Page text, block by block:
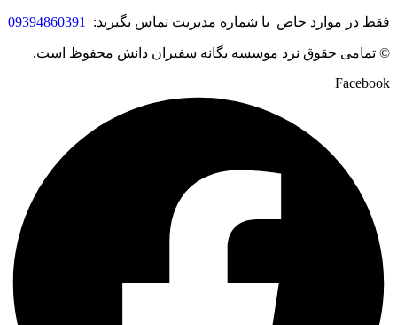
فقط در موارد خاص با شماره مدیریت تماس بگیرید: 09394860391
© تمامی حقوق نزد موسسه یگانه سفیران دانش محفوظ است.
Facebook